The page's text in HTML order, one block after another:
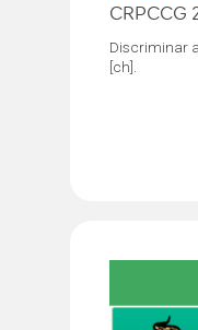
CRPCCG
Discriminar
[ch].